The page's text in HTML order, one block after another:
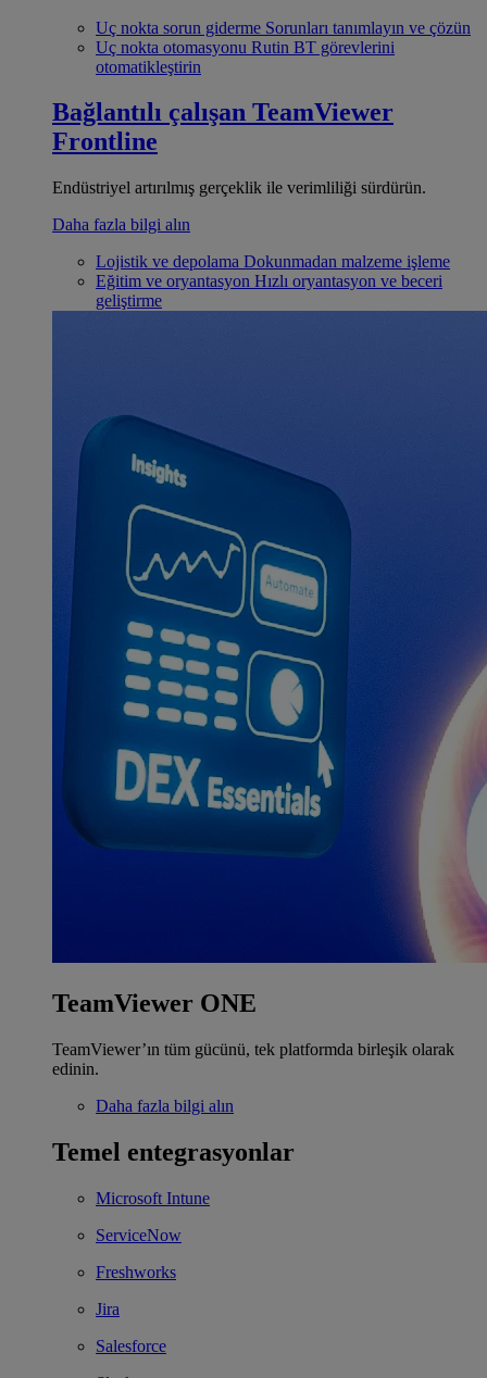
Uç nokta sorun giderme Sorunları tanımlayın ve çözün
Uç nokta otomasyonu Rutin BT görevlerini
otomatikleştirin
Bağlantılı çalışan TeamViewer
Frontline
Endüstriyel artırılmış gerçeklik ile verimliliği sürdürün.
Daha fazla bilgi alın
Lojistik ve depolama Dokunmadan malzeme işleme
Eğitim ve oryantasyon Hızlı oryantasyon ve beceri
geliştirme
TeamViewer ONE
TeamViewer’ın tüm gücünü, tek platformda birleşik olarak
edinin.
Daha fazla bilgi alın
Temel entegrasyonlar
Microsoft Intune
ServiceNow
Freshworks
Jira
Salesforce